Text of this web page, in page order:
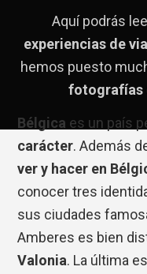
Aquí podrás
experiencias de
hemos puesto
fotografías
Bélgica es un país
carácter. Además
ver y hacer en
conocer tres
sus ciudades
Amberes es bien
Valonia. La última